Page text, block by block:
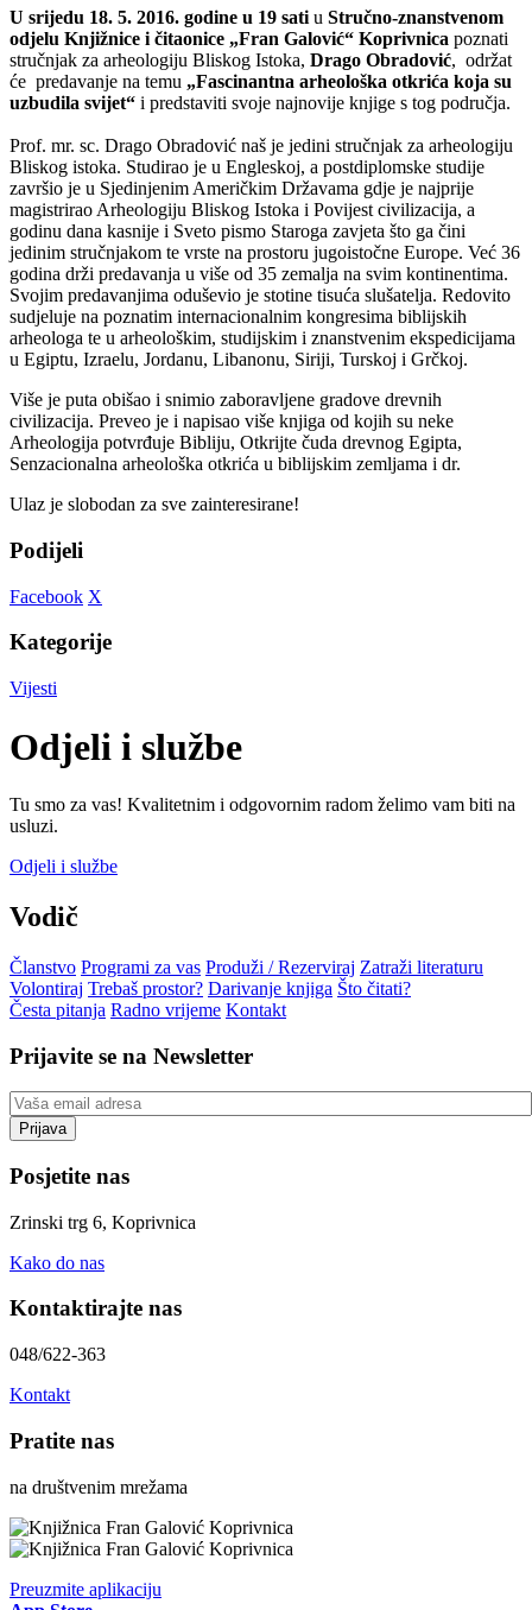
U srijedu 18. 5. 2016. godine u 19 sati u Stručno-znanstvenom
odjelu Knjižnice i čitaonice „Fran Galović“ Koprivnica poznati
stručnjak za arheologiju Bliskog Istoka, Drago Obradović, održat
će predavanje na temu „Fascinantna arheološka otkrića koja su
uzbudila svijet“ i predstaviti svoje najnovije knjige s tog područja.
Prof. mr. sc. Drago Obradović naš je jedini stručnjak za arheologiju
Bliskog istoka. Studirao je u Engleskoj, a postdiplomske studije
završio je u Sjedinjenim Američkim Državama gdje je najprije
magistrirao Arheologiju Bliskog Istoka i Povijest civilizacija, a
godinu dana kasnije i Sveto pismo Staroga zavjeta što ga čini
jedinim stručnjakom te vrste na prostoru jugoistočne Europe. Već 36
godina drži predavanja u više od 35 zemalja na svim kontinentima.
Svojim predavanjima oduševio je stotine tisuća slušatelja. Redovito
sudjeluje na poznatim internacionalnim kongresima biblijskih
arheologa te u arheološkim, studijskim i znanstvenim ekspedicijama
u Egiptu, Izraelu, Jordanu, Libanonu, Siriji, Turskoj i Grčkoj.
Više je puta obišao i snimio zaboravljene gradove drevnih
civilizacija. Preveo je i napisao više knjiga od kojih su neke
Arheologija potvrđuje Bibliju, Otkrijte čuda drevnog Egipta,
Senzacionalna arheološka otkrića u biblijskim zemljama i dr.
Ulaz je slobodan za sve zainteresirane!
Podijeli
Facebook X
Kategorije
Vijesti
Odjeli i službe
Tu smo za vas! Kvalitetnim i odgovornim radom želimo vam biti na
usluzi.
Odjeli i službe
Vodič
Članstvo Programi za vas Produži / Rezerviraj Zatraži literaturu
Volontiraj Trebaš prostor? Darivanje knjiga Što čitati?
Česta pitanja Radno vrijeme Kontakt
Prijavite se na Newsletter
Posjetite nas
Zrinski trg 6, Koprivnica
Kako do nas
Kontaktirajte nas
048/622-363
Kontakt
Pratite nas
na društvenim mrežama
Preuzmite aplikaciju